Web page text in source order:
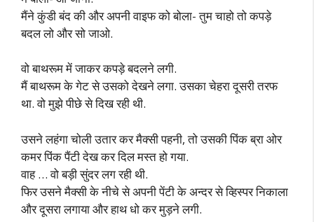
मैंने कुंडी बंद की और अपनी वाइफ को बोला- तुम चाहो तो कपड़े
बदल लो और सो जाओ.
वो बाथरूम में जाकर कपड़े बदलने लगी.
मैं बाथरूम के गेट से उसको देखने लगा. उसका चेहरा दूसरी तरफ
था. वो मुझे पीछे से दिख रही थी.
उसने लहंगा चोली उतार कर मैक्सी पहनी, तो उसकी पिंक ब्रा ओर
कमर पिंक पैंटी देख कर दिल मस्त हो गया.
वाह … वो बड़ी सुंदर लग रही थी.
फिर उसने मैक्सी के नीचे से अपनी पेंटी के अन्दर से व्हिस्पर निकाला
और दूसरा लगाया और हाथ धो कर मुड़ने लगी.